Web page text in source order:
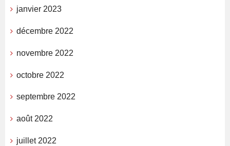
janvier 2023
décembre 2022
novembre 2022
octobre 2022
septembre 2022
août 2022
juillet 2022